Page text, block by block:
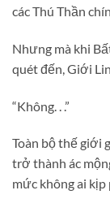
các Thú Thần
Nhưng mà khi
quét đến, Giới
“Không. . .”
Toàn bộ thế giới
trở thành ác
mức không ai kịp